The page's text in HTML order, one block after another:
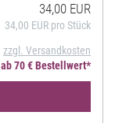
34,00 EUR
34,00 EUR pro Stück
zzgl. Versandkosten
70 € Bestellwert*